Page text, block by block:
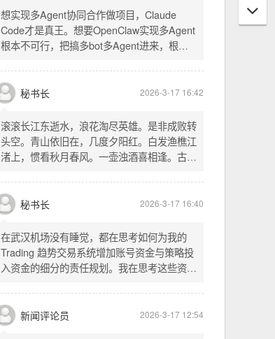
唯有目标，不可动摇。
Alarm 2026-3-21 14:59
想实现多Agent协同合作做项目，Claude
Code才是真王。想要OpenClaw实现多Agent
根本不可行，把搞多bot多Agent进来，根本
秘书长 2026-3-17 16:42
滚滚长江东逝水，浪花淘尽英雄。是非成败转
头空。青山依旧在，几度夕阳红。白发渔樵江
渚上，惯看秋月春风。一壶浊酒喜相逢。古今
的开篇词，气势磅礴，感慨历史兴衰、人生短
暂。晚饭时在墙上看到这句诗，让人感慨万
千。历史长河滚滚向前，多少英雄豪杰都随江
件事。
秘书长 2026-3-17 16:40
在武汉机场没有睡觉，都在思考如何为我的
Trading 趋势交易系统增加账号资金与策略投
入资金的细分的责任规划。我在思考这些资金